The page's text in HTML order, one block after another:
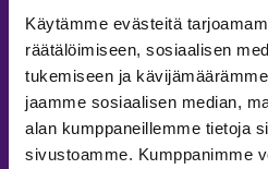
Käytämme evästeitä
räätälöimiseen, sosiaalisen
tukemiseen ja
jaamme sosiaalisen median,
alan kumppaneillemme tietoja
sivustoamme. Kumppanimme